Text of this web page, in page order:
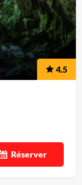
4.5
Réserver